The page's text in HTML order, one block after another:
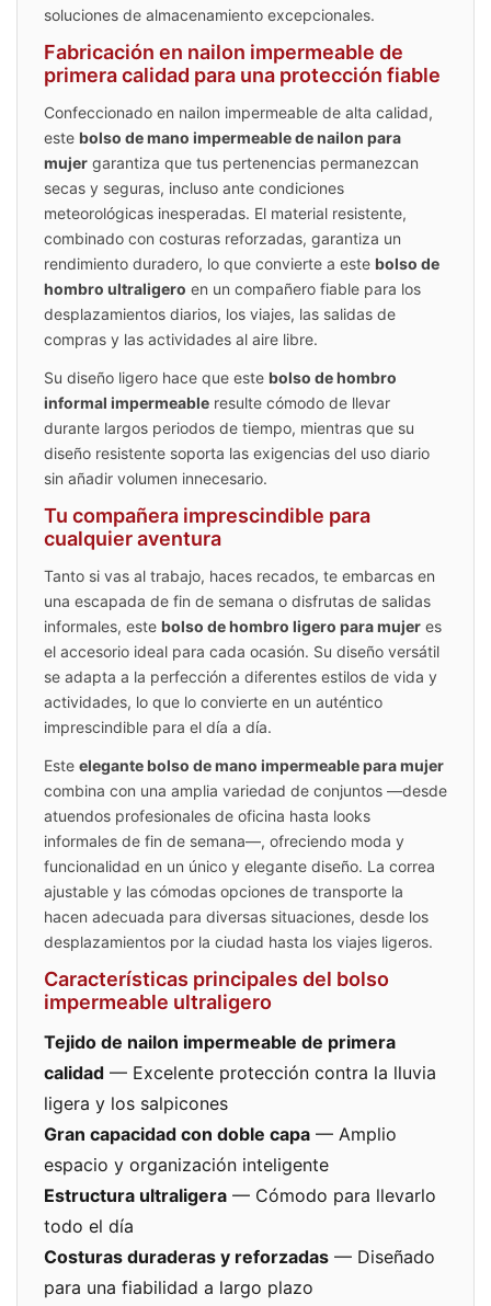
soluciones de almacenamiento excepcionales.
Fabricación en nailon impermeable de
primera calidad para una protección fiable
Confeccionado en nailon impermeable de alta calidad,
este bolso de mano impermeable de nailon para
mujer garantiza que tus pertenencias permanezcan
secas y seguras, incluso ante condiciones
meteorológicas inesperadas. El material resistente,
combinado con costuras reforzadas, garantiza un
rendimiento duradero, lo que convierte a este bolso de
hombro ultraligero en un compañero fiable para los
desplazamientos diarios, los viajes, las salidas de
compras y las actividades al aire libre.
Su diseño ligero hace que este bolso de hombro
informal impermeable resulte cómodo de llevar
durante largos periodos de tiempo, mientras que su
diseño resistente soporta las exigencias del uso diario
sin añadir volumen innecesario.
Tu compañera imprescindible para
cualquier aventura
Tanto si vas al trabajo, haces recados, te embarcas en
una escapada de fin de semana o disfrutas de salidas
informales, este bolso de hombro ligero para mujer es
el accesorio ideal para cada ocasión. Su diseño versátil
se adapta a la perfección a diferentes estilos de vida y
actividades, lo que lo convierte en un auténtico
imprescindible para el día a día.
Este elegante bolso de mano impermeable para mujer
combina con una amplia variedad de conjuntos —desde
atuendos profesionales de oficina hasta looks
informales de fin de semana—, ofreciendo moda y
funcionalidad en un único y elegante diseño. La correa
ajustable y las cómodas opciones de transporte la
hacen adecuada para diversas situaciones, desde los
desplazamientos por la ciudad hasta los viajes ligeros.
Características principales del bolso
impermeable ultraligero
Tejido de nailon impermeable de primera
calidad — Excelente protección contra la lluvia
ligera y los salpicones
Gran capacidad con doble capa — Amplio
espacio y organización inteligente
Estructura ultraligera — Cómodo para llevarlo
todo el día
Costuras duraderas y reforzadas — Diseñado
para una fiabilidad a largo plazo